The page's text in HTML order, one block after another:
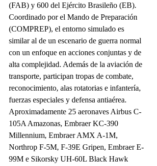
(FAB) y 600 del Ejército Brasileño (EB).
Coordinado por el Mando de Preparación
(COMPREP), el entorno simulado es
similar al de un escenario de guerra normal
con un enfoque en acciones conjuntas y de
alta complejidad. Además de la aviación de
transporte, participan tropas de combate,
reconocimiento, alas rotatorias e infantería,
fuerzas especiales y defensa antiaérea.
Aproximadamente 25 aeronaves Airbus C-
105A Amazonas, Embraer KC-390
Millennium, Embraer AMX A-1M,
Northrop F-5M, F-39E Gripen, Embraer E-
99M e Sikorsky UH-60L Black Hawk